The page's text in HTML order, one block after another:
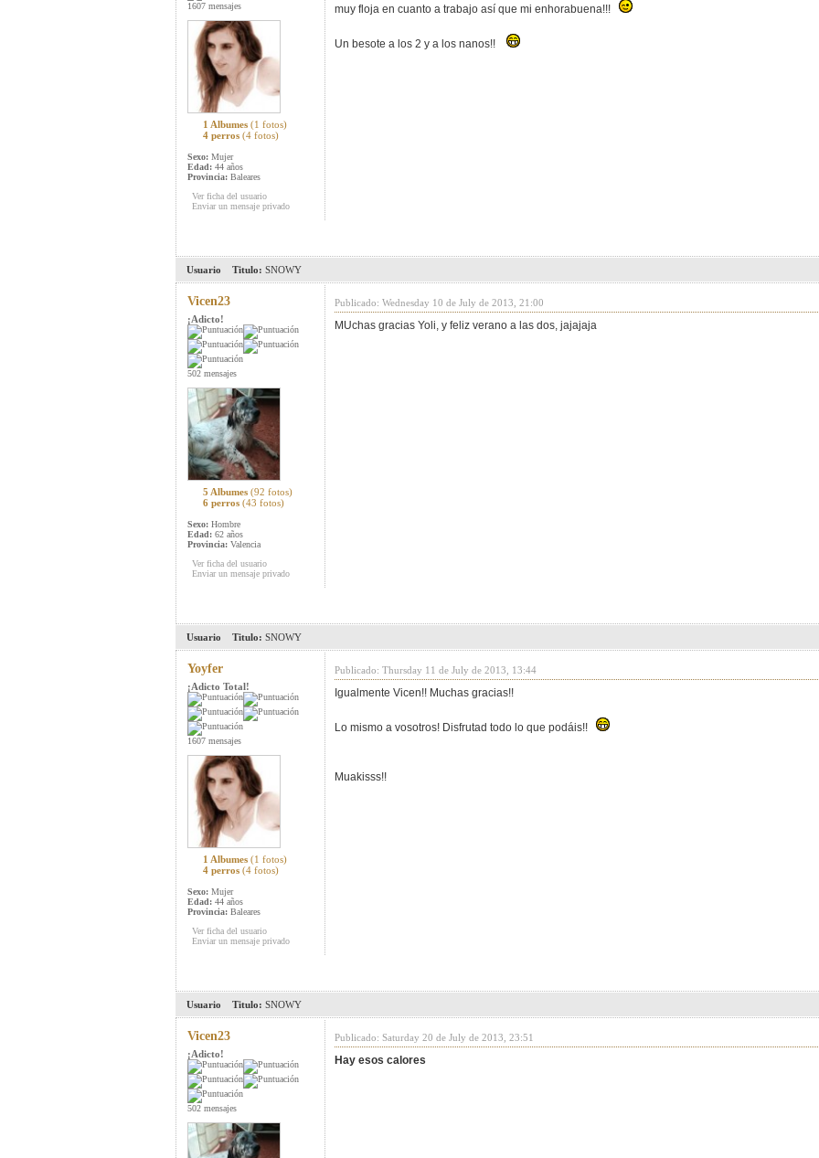
1607 mensajes
1 Albumes (1 fotos)
4 perros (4 fotos)
Sexo: Mujer
Edad: 44 años
Provincia: Baleares
Ver ficha del usuario
Enviar un mensaje privado
muy floja en cuanto a trabajo así que mi enhorabuena!!!
Un besote a los 2 y a los nanos!!
Usuario Titulo: SNOWY
Vicen23
¡Adicto!
502 mensajes
5 Albumes (92 fotos)
6 perros (43 fotos)
Sexo: Hombre
Edad: 62 años
Provincia: Valencia
Ver ficha del usuario
Enviar un mensaje privado
Publicado: Wednesday 10 de July de 2013, 21:00
MUchas gracias Yoli, y feliz verano a las dos, jajajaja
Usuario Titulo: SNOWY
Yoyfer
¡Adicto Total!
1607 mensajes
1 Albumes (1 fotos)
4 perros (4 fotos)
Sexo: Mujer
Edad: 44 años
Provincia: Baleares
Ver ficha del usuario
Enviar un mensaje privado
Publicado: Thursday 11 de July de 2013, 13:44
Igualmente Vicen!! Muchas gracias!!
Lo mismo a vosotros! Disfrutad todo lo que podáis!!
Muakisss!!
Usuario Titulo: SNOWY
Vicen23
¡Adicto!
502 mensajes
Publicado: Saturday 20 de July de 2013, 23:51
Hay esos calores